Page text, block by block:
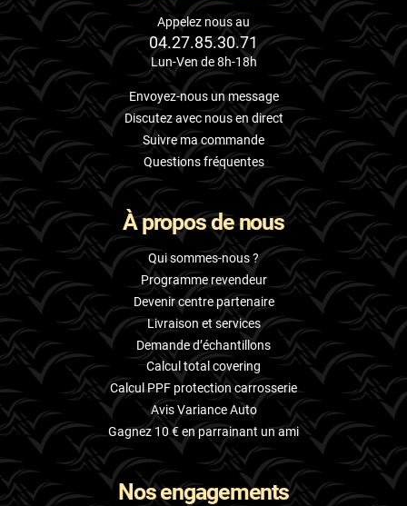
Appelez nous au
04.27.85.30.71
Lun-Ven de 8h-18h
Envoyez-nous un message
Discutez avec nous en direct
Suivre ma commande
Questions fréquentes
À propos de nous
Qui sommes-nous ?
Programme revendeur
Devenir centre partenaire
Livraison et services
Demande d’échantillons
Calcul total covering
Calcul PPF protection carrosserie
Avis Variance Auto
Gagnez 10 € en parrainant un ami
Nos engagements